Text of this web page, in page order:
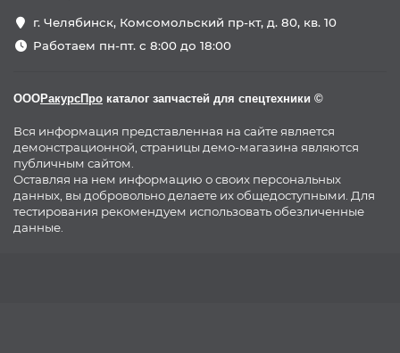
г. Челябинск, Комсомольский пр-кт, д. 80, кв. 10
Работаем пн-пт. с 8:00 до 18:00
ОООРакурсПро каталог запчастей для спецтехники ©
Вся информация представленная на сайте является
демонстрационной, страницы демо-магазина являются
публичным сайтом.
Оставляя на нем информацию о своих персональных
данных, вы добровольно делаете их общедоступными. Для
тестирования рекомендуем использовать обезличенные
данные.